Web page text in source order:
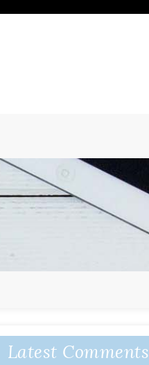
Latest Comments